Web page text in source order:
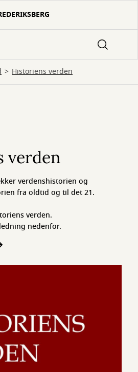
Historiens verden
verden
verdenshistorien og
fra oldtid og til det 21.
verden.
nedenfor.